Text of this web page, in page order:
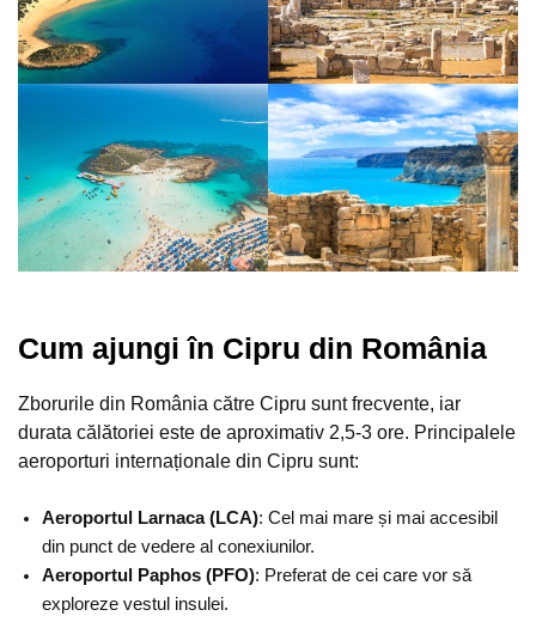
Cum ajungi în Cipru din România
Zborurile din România către Cipru sunt frecvente, iar
durata călătoriei este de aproximativ 2,5-3 ore. Principalele
aeroporturi internaționale din Cipru sunt:
Aeroportul Larnaca (LCA): Cel mai mare și mai accesibil
din punct de vedere al conexiunilor.
Aeroportul Paphos (PFO): Preferat de cei care vor să
exploreze vestul insulei.